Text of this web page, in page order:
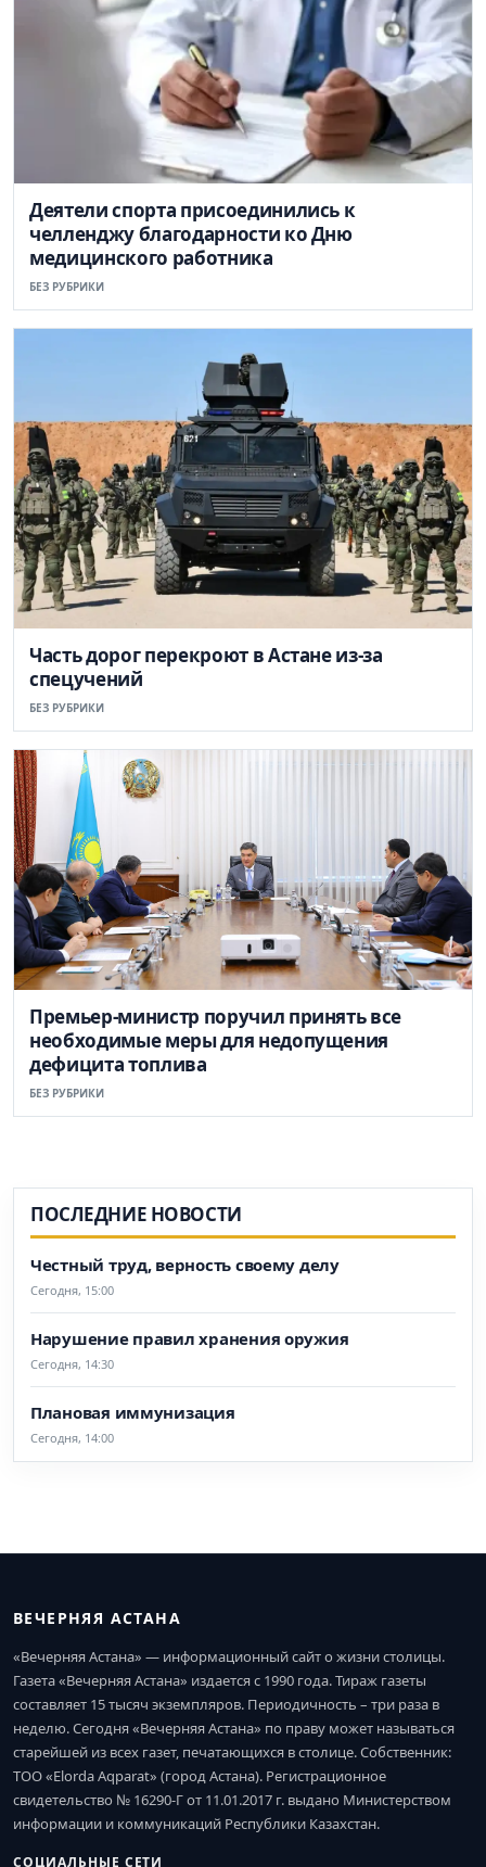
Деятели спорта присоединились к
челленджу благодарности ко Дню
медицинского работника
БЕЗ РУБРИКИ
Часть дорог перекроют в Астане из-за
спецучений
БЕЗ РУБРИКИ
Премьер-министр поручил принять все
необходимые меры для недопущения
дефицита топлива
БЕЗ РУБРИКИ
ПОСЛЕДНИЕ НОВОСТИ
Честный труд, верность своему делу
Сегодня, 15:00
Нарушение правил хранения оружия
Сегодня, 14:30
Плановая иммунизация
Сегодня, 14:00
ВЕЧЕРНЯЯ АСТАНА
«Вечерняя Астана» — информационный сайт о жизни столицы.
Газета «Вечерняя Астана» издается с 1990 года. Тираж газеты
составляет 15 тысяч экземпляров. Периодичность – три раза в
неделю. Сегодня «Вечерняя Астана» по праву может называться
старейшей из всех газет, печатающихся в столице. Собственник:
ТОО «Elorda Aqparat» (город Астана). Регистрационное
свидетельство № 16290-Г от 11.01.2017 г. выдано Министерством
информации и коммуникаций Республики Казахстан.
СОЦИАЛЬНЫЕ СЕТИ